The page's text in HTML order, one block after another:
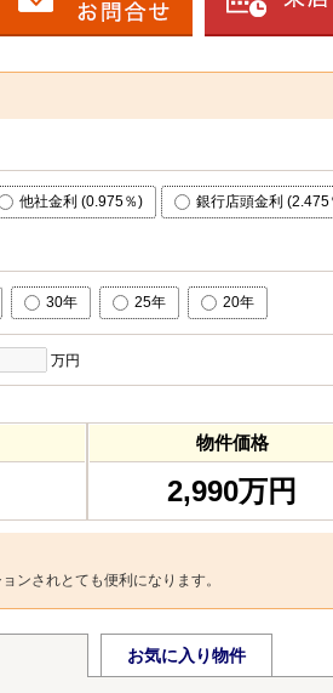
他社金利 (0.975％) 銀行店頭金利 (2.475
30年 25年 20年
万円
物件価格
2,990万円
ンされとても便利になります。
お気に入り物件